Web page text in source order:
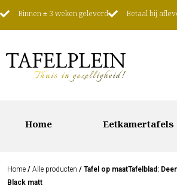
Binnen ± 3 weken geleverd Betaal bij
Home Eetkamertafels
Home / Alle producten / Tafel op maatTafelblad:
Black matt